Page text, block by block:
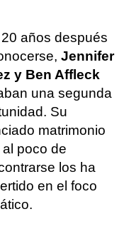
años después
Jennifer
y Ben Affleck
una segunda
Su
matrimonio
al poco de
los ha
en el foco